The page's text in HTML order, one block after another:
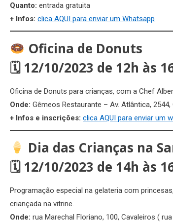
Quanto: entrada gratuita
+ Infos: clica AQUI para enviar um Whatsapp
Oficina de Donuts
🗓 12/10/2023 de 12h às
Oficina de Donuts para crianças, com a Chef
Onde: Gêmeos Restaurante – Av. Atlântica, 2544,
+ Infos e inscrições: clica AQUI para enviar um
Dia das Crianças na
🗓 12/10/2023 de 14h às
Programação especial na gelateria com
criançada na vitrine.
Onde: rua Marechal Floriano, 100, Cavaleiros (